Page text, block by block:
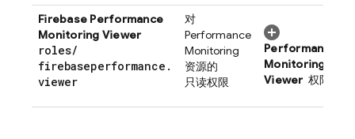
Firebase Performance
Monitoring Viewer
roles/
firebaseperformance .
viewer
对
Performance
Monitoring
资源的
只读权限
Performance
Monitoring
Viewer 权限